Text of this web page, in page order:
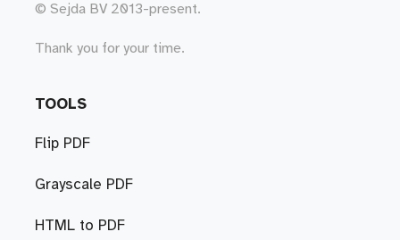
© Sejda BV 2013-present.
Thank you for your time.
TOOLS
Flip PDF
Grayscale PDF
HTML to PDF